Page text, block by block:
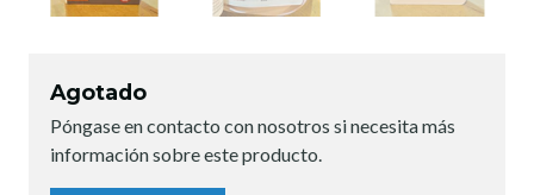
Agotado
Póngase en contacto con nosotros si necesita más
información sobre este producto.